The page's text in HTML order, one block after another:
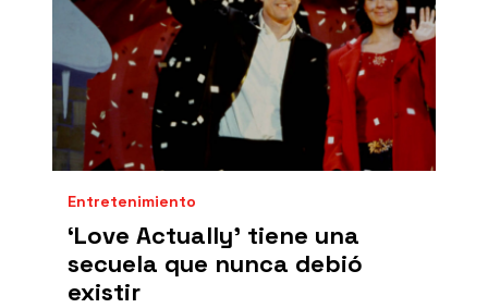
Entretenimiento
‘Love Actually’ tiene una
secuela que nunca debió
existir